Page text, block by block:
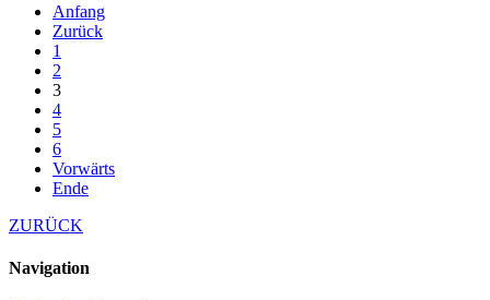
Anfang
Zurück
1
2
3
4
5
6
Vorwärts
Ende
ZURÜCK
Navigation